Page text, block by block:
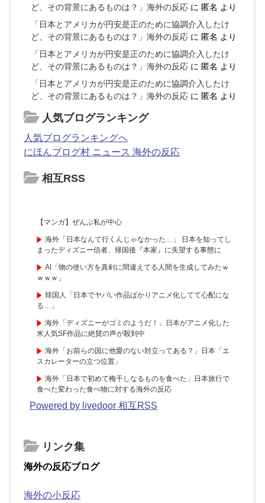
ど、その背景にあるものは？」海外の反応 に匿名 より
「日本とアメリカが円安是正のために協調介入したけ
ど、その背景にあるものは？」海外の反応 に匿名 より
「日本とアメリカが円安是正のために協調介入したけ
ど、その背景にあるものは？」海外の反応 に匿名 より
「日本とアメリカが円安是正のために協調介入したけ
ど、その背景にあるものは？」海外の反応 に匿名 より
人気ブログランキング
人気ブログランキングへ
にほんブログ村 ニュース 海外の反応
相互RSS
【マンガ】ぜんぶ私が中心
海外「日本なんて行くんじゃなかった…」 日本を知ってし
まったディズニー信者、帰国後『本家』に失望する事態に
AI「物の使い方を真剣に間違えてる人間を生成してみたｗ
ｗｗｗ」
韓国人「日本でヤバい作品ばかりアニメ化してて心配にな
る…」
海外「ディズニーがゴミのようだ！」日本がアニメ化した
米人気SF作品に絶賛の声が殺到中
海外「お前らの国に他愛のない対立ってある？」日本「エ
スカレーターの立つ位置」
海外「日本で初めて梅干しなるものを食べた」日本旅行で
食べた変わった食べ物に対する海外の反応
Powered by livedoor 相互RSS
リンク集
海外の反応ブログ
海外の小反応